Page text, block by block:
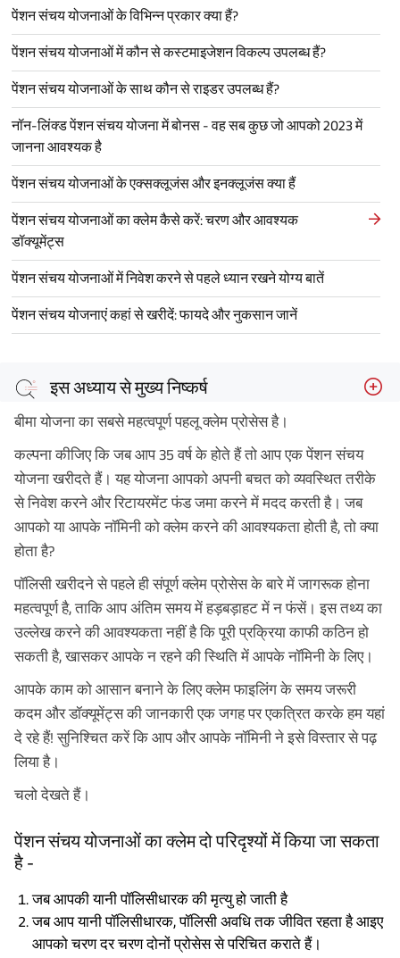
पेंशन संचय योजनाओं के विभिन्न प्रकार क्या हैं?
पेंशन संचय योजनाओं में कौन से कस्टमाइजेशन विकल्प उपलब्ध हैं?
पेंशन संचय योजनाओं के साथ कौन से राइडर उपलब्ध हैं?
नॉन-लिंक्ड पेंशन संचय योजना में बोनस - वह सब कुछ जो आपको 2023 में
जानना आवश्यक है
पेंशन संचय योजनाओं के एक्सक्लूजंस और इनक्लूजंस क्या हैं
पेंशन संचय योजनाओं का क्लेम कैसे करें: चरण और आवश्यक
डॉक्यूमेंट्स
पेंशन संचय योजनाओं में निवेश करने से पहले ध्यान रखने योग्य बातें
पेंशन संचय योजनाएं कहां से खरीदें: फायदे और नुकसान जानें
इस अध्याय से मुख्य निष्कर्ष
बीमा योजना का सबसे महत्वपूर्ण पहलू क्लेम प्रोसेस है।
कल्पना कीजिए कि जब आप 35 वर्ष के होते हैं तो आप एक पेंशन संचय
योजना खरीदते हैं। यह योजना आपको अपनी बचत को व्यवस्थित तरीके
से निवेश करने और रिटायरमेंट फंड जमा करने में मदद करती है। जब
आपको या आपके नॉमिनी को क्लेम करने की आवश्यकता होती है, तो क्या
होता है?
पॉलिसी खरीदने से पहले ही संपूर्ण क्लेम प्रोसेस के बारे में जागरूक होना
महत्वपूर्ण है, ताकि आप अंतिम समय में हड़बड़ाहट में न फंसें। इस तथ्य का
उल्लेख करने की आवश्यकता नहीं है कि पूरी प्रक्रिया काफी कठिन हो
सकती है, खासकर आपके न रहने की स्थिति में आपके नॉमिनी के लिए।
आपके काम को आसान बनाने के लिए क्लेम फाइलिंग के समय जरूरी
कदम और डॉक्यूमेंट्स की जानकारी एक जगह पर एकत्रित करके हम यहां
दे रहे हैं! सुनिश्चित करें कि आप और आपके नॉमिनी ने इसे विस्तार से पढ़
लिया है।
चलो देखते हैं।
पेंशन संचय योजनाओं का क्लेम दो परिदृश्यों में किया जा सकता
है -
जब आपकी यानी पॉलिसीधारक की मृत्यु हो जाती है
जब आप यानी पॉलिसीधारक, पॉलिसी अवधि तक जीवित रहता है आइए
आपको चरण दर चरण दोनों प्रोसेस से परिचित कराते हैं।